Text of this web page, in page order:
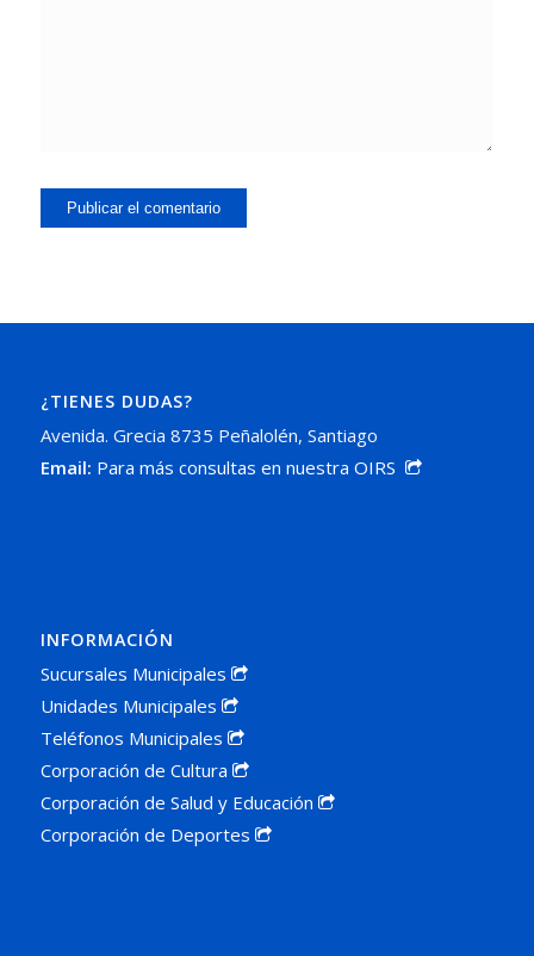
¿TIENES DUDAS?
Avenida. Grecia 8735 Peñalolén, Santiago
Email: Para más consultas en nuestra OIRS
INFORMACIÓN
Sucursales Municipales
Unidades Municipales
Teléfonos Municipales
Corporación de Cultura
Corporación de Salud y Educación
Corporación de Deportes